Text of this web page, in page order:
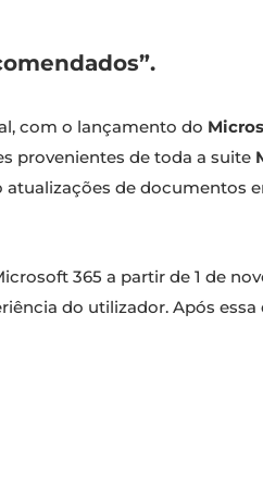
com o lançamento do
provenientes de toda a suite
de documentos
365 a partir de 1 de
do utilizador. Após essa